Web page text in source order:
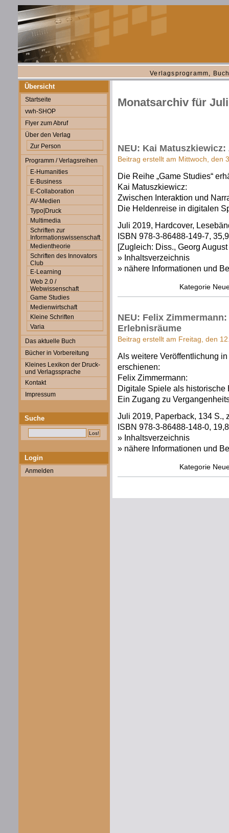
Verlagsprogramm,
Übersicht
Startseite
vwh-SHOP
Flyer zum Abruf
Über den Verlag
Zur Person
Programm / Verlagsreihen
E-Humanities
E-Business
E-Collaboration
AV-Medien
Typo|Druck
Multimedia
Schriften zur
Informationswissenschaft
Medientheorie
Schriften des Innovators
Club
E-Learning
Web 2.0 /
Webwissenschaft
Game Studies
Medienwirtschaft
Kleine Schriften
Varia
Das aktuelle Buch
Bücher in Vorbereitung
Kleines Lexikon der Druck-
und Verlagssprache
Kontakt
Impressum
Suche
Login
Anmelden
Monatsarchiv für
NEU: Kai
Beitrag erstellt am Mittwoch, den
Die Reihe „Game Studies“
Kai Matuszkiewicz:
Zwischen Interaktion und
Die Heldenreise in digitalen
Juli 2019, Hardcover,
ISBN 978-3-86488-149-7,
[Zugleich: Diss., Georg
» Inhaltsverzeichnis
» nähere Informationen und
Kategorie
NEU: Felix
Erlebnisräume
Beitrag erstellt am Freitag, den
Als weitere Veröffentlichung
erschienen:
Felix Zimmermann:
Digitale Spiele als historische
Ein Zugang zu
Juli 2019, Paperback, 134 S.,
ISBN 978-3-86488-148-0,
» Inhaltsverzeichnis
» nähere Informationen und
Kategorie